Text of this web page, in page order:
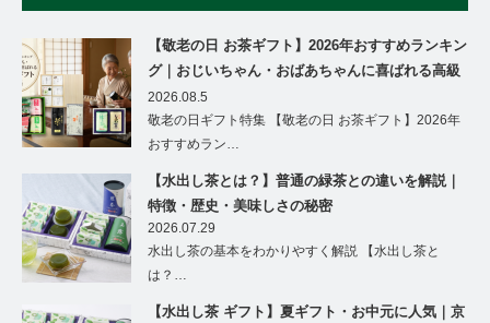
【敬老の日 お茶ギフト】2026年おすすめランキン
グ｜おじいちゃん・おばあちゃんに喜ばれる高級
茶ギフト特集
2026.08.5
敬老の日ギフト特集 【敬老の日 お茶ギフト】2026年
おすすめラン…
【水出し茶とは？】普通の緑茶との違いを解説｜
特徴・歴史・美味しさの秘密
2026.07.29
水出し茶の基本をわかりやすく解説 【水出し茶と
は？…
【水出し茶 ギフト】夏ギフト・お中元に人気｜京